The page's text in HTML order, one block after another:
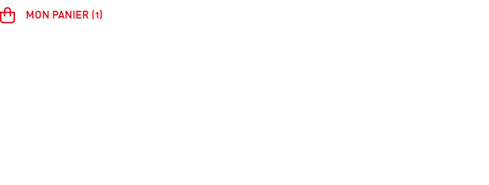
MON PANIER (1)